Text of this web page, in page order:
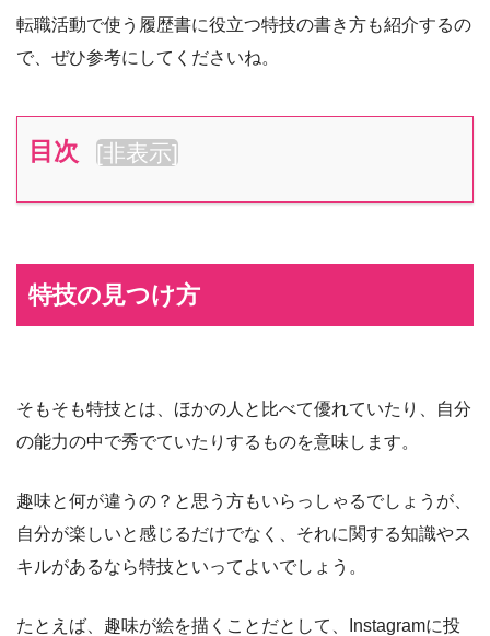
転職活動で使う履歴書に役立つ特技の書き方も紹介するの
で、ぜひ参考にしてくださいね。
目次 [非表示]
特技の見つけ方
そもそも特技とは、ほかの人と比べて優れていたり、自分
の能力の中で秀でていたりするものを意味します。
趣味と何が違うの？と思う方もいらっしゃるでしょうが、
自分が楽しいと感じるだけでなく、それに関する知識やス
キルがあるなら特技といってよいでしょう。
たとえば、趣味が絵を描くことだとして、Instagramに投